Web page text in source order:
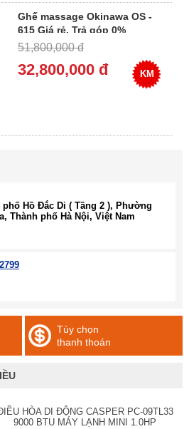
Ghế massage Okinawa OS -
615 Giá rẻ, Trả góp 0%
51,800,000 đ
32,800,000 đ KM
phố Hồ Đắc Di ( Tầng 2 ), Phường
Thành phố Hà Nội, Việt Nam
Tùy chọn
thanh thoán
HÒA DI ĐỘNG CASPER PC-09TL33
9000 BTU MÁY LẠNH MINI 1.0HP